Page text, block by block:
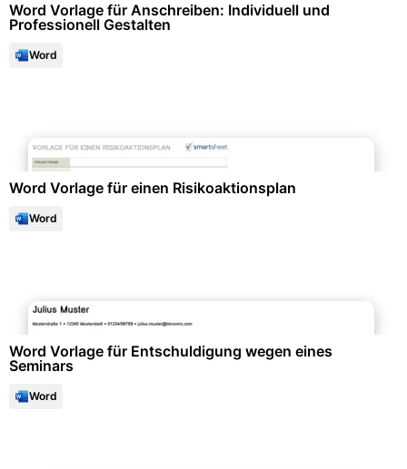
Word Vorlage für Anschreiben: Individuell und
Professionell Gestalten
Word
Word Vorlage für einen Risikoaktionsplan
Word
Word Vorlage für Entschuldigung wegen eines
Seminars
Word